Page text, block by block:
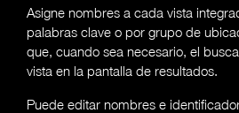
Asigne nombres a cada vista
palabras clave o por grupo de
que, cuando sea necesario, el
vista en la pantalla de resultados.
Puede editar nombres e